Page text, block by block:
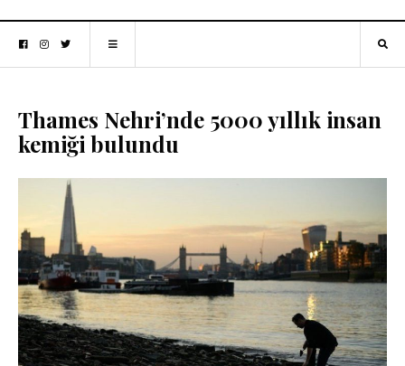
Thames Nehri’nde 5000 yıllık insan
kemiği bulundu